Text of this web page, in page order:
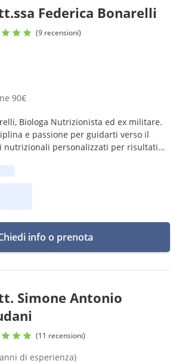
Federica Bonarelli
(9 recensioni)
90€
Biologa Nutrizionista ed ex militare.
e passione per guidarti verso il
nutrizionali personalizzati per risultati
info o prenota
Simone Antonio
(11 recensioni)
di esperienza)